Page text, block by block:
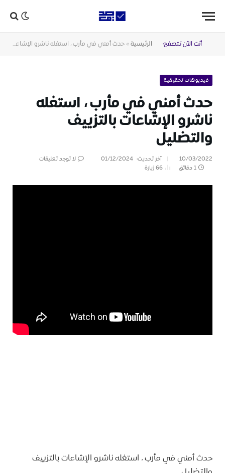
أنت الآن تتصفح: الرئيسية » حدث أمني في مأرب ، استغله ناشرو الإشاعات بالتزييف والتضليل
فيديوهات تحقيقية
حدث أمني في مأرب ، استغله
ناشرو الإشاعات بالتزييف
والتضليل
10/03/2022 آخر تحديث: 01/12/2024
لا توجد تعليقات
1 دقائق
66زيارة
حدث أمني في مأرب ، استغله ناشرو الإشاعات بالتزييف